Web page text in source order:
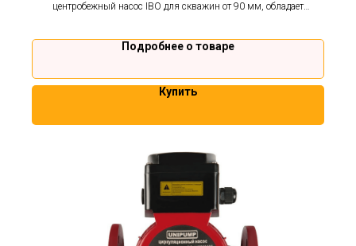
центробежный насос IBO для скважин от 90 мм, обладает
Подробнее о товаре
Купить